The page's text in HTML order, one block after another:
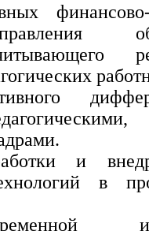
финансово-
и
в